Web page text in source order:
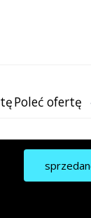
Poleć ofertę